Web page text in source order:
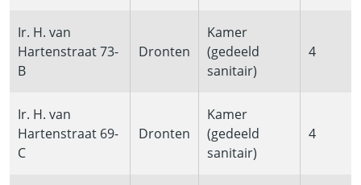
Ir. H. van
Hartenstraat 73-
B
Dronten
Kamer
(gedeeld
sanitair)
4
Ir. H. van
Hartenstraat 69-
C
Dronten
Kamer
(gedeeld
sanitair)
4